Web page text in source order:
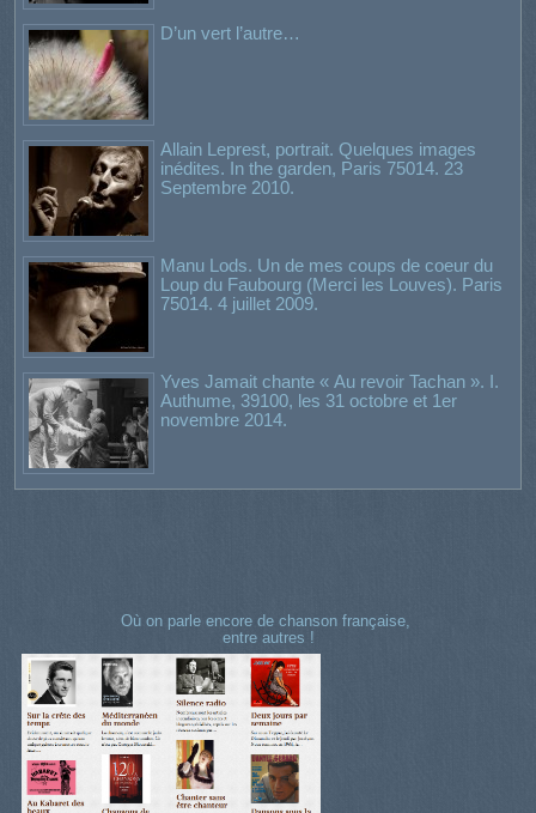
D’un vert l’autre…
Allain Leprest, portrait. Quelques images
inédites. In the garden, Paris 75014. 23
Septembre 2010.
Manu Lods. Un de mes coups de coeur du
Loup du Faubourg (Merci les Louves). Paris
75014. 4 juillet 2009.
Yves Jamait chante « Au revoir Tachan ». I.
Authume, 39100, les 31 octobre et 1er
novembre 2014.
Où on parle encore de chanson française,
entre autres !